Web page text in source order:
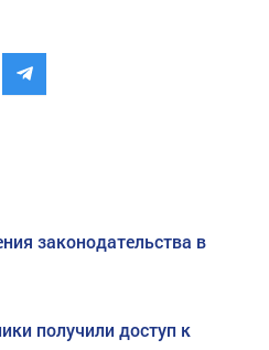
законодательства в
получили доступ к